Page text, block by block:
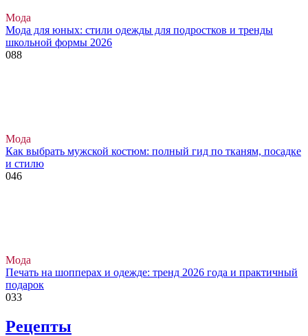
Мода
Мода для юных: стили одежды для подростков и тренды
школьной формы 2026
088
Мода
Как выбрать мужской костюм: полный гид по тканям, посадке
и стилю
046
Мода
Печать на шопперах и одежде: тренд 2026 года и практичный
подарок
033
Рецепты